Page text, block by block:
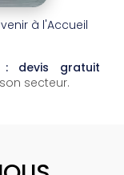
à l'Accueil
devis gratuit
secteur.